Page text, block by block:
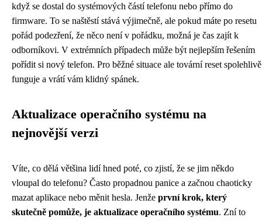
když se dostal do systémových částí telefonu nebo přímo do
firmware. To se naštěstí stává výjimečně, ale pokud máte po resetu
pořád podezření, že něco není v pořádku, možná je čas zajít k
odborníkovi. V extrémních případech může být nejlepším řešením
pořídit si nový telefon. Pro běžné situace ale tovární reset spolehlivě
funguje a vrátí vám klidný spánek.
Aktualizace operačního systému na
nejnovější verzi
Víte, co dělá většina lidí hned poté, co zjistí, že se jim někdo
vloupal do telefonu? Často propadnou panice a začnou chaoticky
mazat aplikace nebo měnit hesla. Jenže první krok, který
skutečně pomůže, je aktualizace operačního systému. Zní to